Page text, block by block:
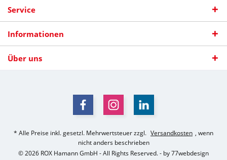
Service
Informationen
Über uns
* Alle Preise inkl. gesetzl. Mehrwertsteuer zzgl. Versandkosten , wenn
nicht anders beschrieben
© 2026 ROX Hamann GmbH - All Rights Reserved. - by 77webdesign